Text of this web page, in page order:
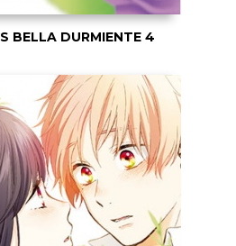
BELLA DURMIENTE 4